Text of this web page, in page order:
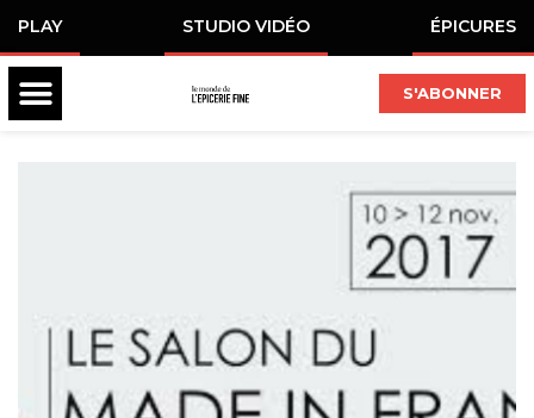
PLAY STUDIO VIDÉO ÉPICURES
S'ABONNER